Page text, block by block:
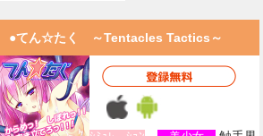
●てん☆たく ～Tentacles Tactics～